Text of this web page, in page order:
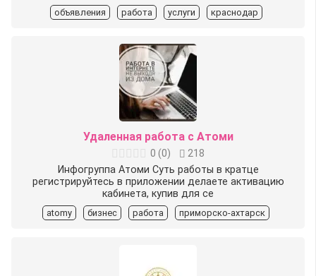
объявления работа услуги краснодар
Удаленная работа с Атоми
0 (0)
218
Инфогруппа Атоми Суть работы в кратце
регистрируйтесь в приложении делаете активацию
кабинета, купив для се
atomy бизнес работа приморско-ахтарск